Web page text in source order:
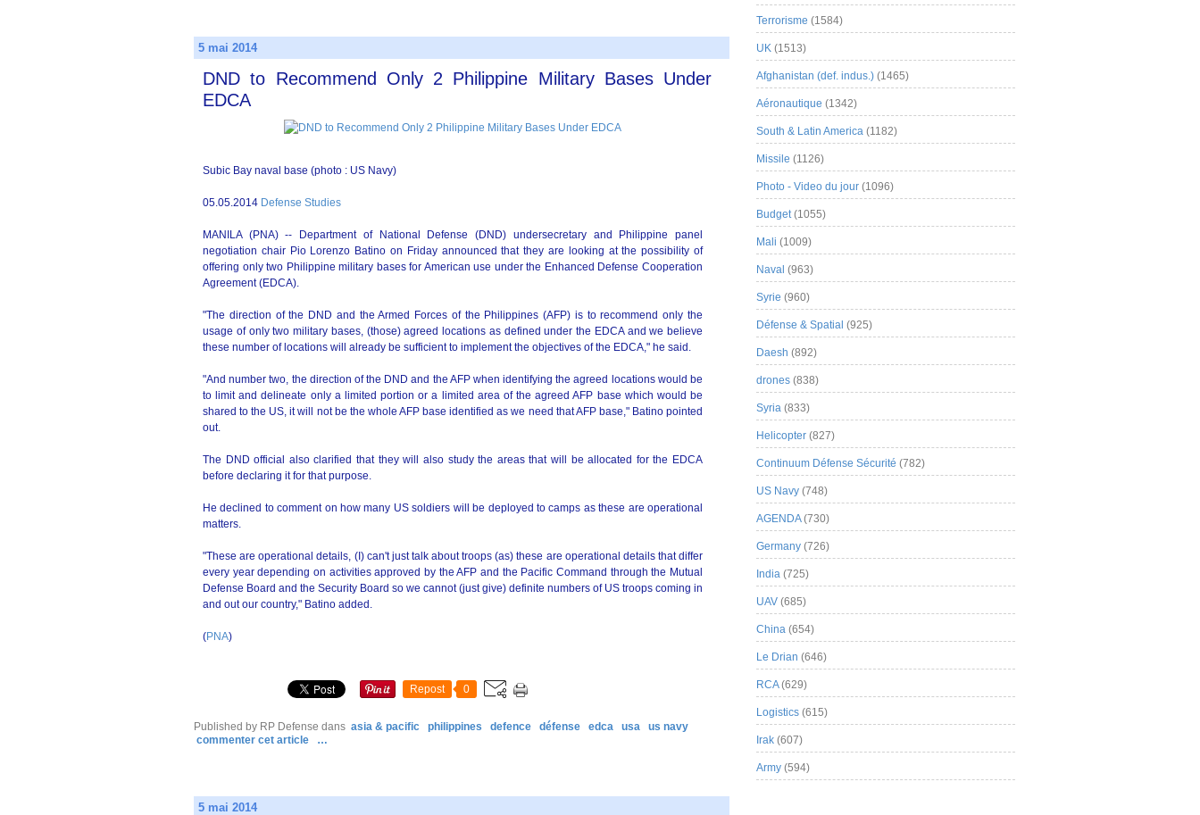
5 mai 2014
DND to Recommend Only 2 Philippine Military Bases Under
EDCA
Subic Bay naval base (photo : US Navy)
05.05.2014 Defense Studies
MANILA (PNA) -- Department of National Defense (DND) undersecretary and Philippine panel
negotiation chair Pio Lorenzo Batino on Friday announced that they are looking at the possibility of
offering only two Philippine military bases for American use under the Enhanced Defense Cooperation
Agreement (EDCA).
"The direction of the DND and the Armed Forces of the Philippines (AFP) is to recommend only the
usage of only two military bases, (those) agreed locations as defined under the EDCA and we believe
these number of locations will already be sufficient to implement the objectives of the EDCA," he said.
"And number two, the direction of the DND and the AFP when identifying the agreed locations would be
to limit and delineate only a limited portion or a limited area of the agreed AFP base which would be
shared to the US, it will not be the whole AFP base identified as we need that AFP base," Batino pointed
out.
The DND official also clarified that they will also study the areas that will be allocated for the EDCA
before declaring it for that purpose.
He declined to comment on how many US soldiers will be deployed to camps as these are operational
matters.
"These are operational details, (I) can't just talk about troops (as) these are operational details that differ
every year depending on activities approved by the AFP and the Pacific Command through the Mutual
Defense Board and the Security Board so we cannot (just give) definite numbers of US troops coming in
and out our country," Batino added.
(PNA)
Repost 0
Published by RP Defense dans asia & pacific philippines defence défense edca usa
us navy
commenter cet article
…
5 mai 2014
Terrorisme (1584)
UK (1513)
Afghanistan (def. indus.) (1465)
Aéronautique (1342)
South & Latin America (1182)
Missile (1126)
Photo - Video du jour (1096)
Budget(1055)
Mali (1009)
Naval (963)
Syrie (960)
Défense & Spatial (925)
Daesh (892)
drones (838)
Syria (833)
Helicopter (827)
Continuum Défense Sécurité (782)
US Navy (748)
AGENDA(730)
Germany (726)
India (725)
UAV (685)
China (654)
Le Drian (646)
RCA(629)
Logistics (615)
Irak (607)
Army (594)